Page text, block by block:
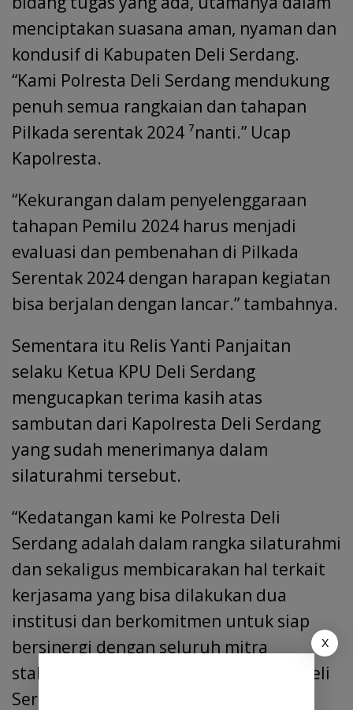
menciptakan suasana aman, nyaman dan
kondusif di Kabupaten Deli Serdang.
“Kami Polresta Deli Serdang mendukung
penuh semua rangkaian dan tahapan
Pilkada serentak 2024 ⁷nanti.” Ucap
Kapolresta.
“Kekurangan dalam penyelenggaraan
tahapan Pemilu 2024 harus menjadi
evaluasi dan pembenahan di Pilkada
Serentak 2024 dengan harapan kegiatan
bisa berjalan dengan lancar.” tambahnya.
Sementara itu Relis Yanti Panjaitan
selaku Ketua KPU Deli Serdang
mengucapkan terima kasih atas
sambutan dari Kapolresta Deli Serdang
yang sudah menerimanya dalam
silaturahmi tersebut.
“Kedatangan kami ke Polresta Deli
Serdang adalah dalam rangka silaturahmi
dan sekaligus membicarakan hal terkait
kerjasama yang bisa dilakukan dua
institusi dan berkomitmen untuk siap
bersinergi dengan seluruh mitra
stakeholder terkait.”Ujar Ketua KPU Deli
Serdang.
X